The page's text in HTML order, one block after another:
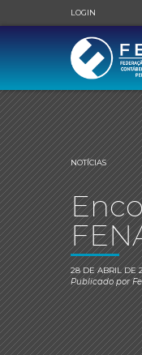
LOGIN
NOTÍCIAS
28 DE ABRIL DE
Publicado por